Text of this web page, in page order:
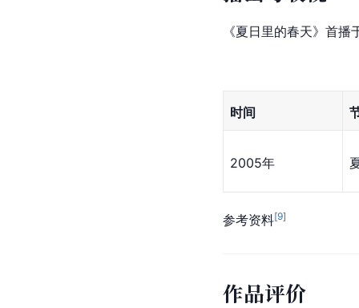
《夏日里的春天》首
时间
2005年
参考资料[9]
作品评价